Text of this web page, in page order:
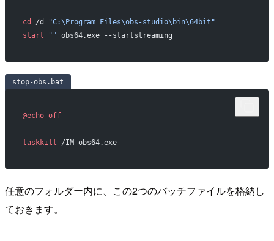
cd /d
"C:\Program Files\obs-studio\bin\64bit"
start "" obs64.exe --startstreaming
stop-obs.bat
@echo off
taskkill /IM obs64.exe
任意のフォルダー内に、この2つのバッチファイルを格納し
ておきます。